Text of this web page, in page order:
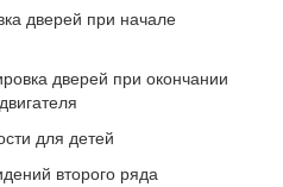
дверей при начале
дверей при окончании
для детей
второго ряда